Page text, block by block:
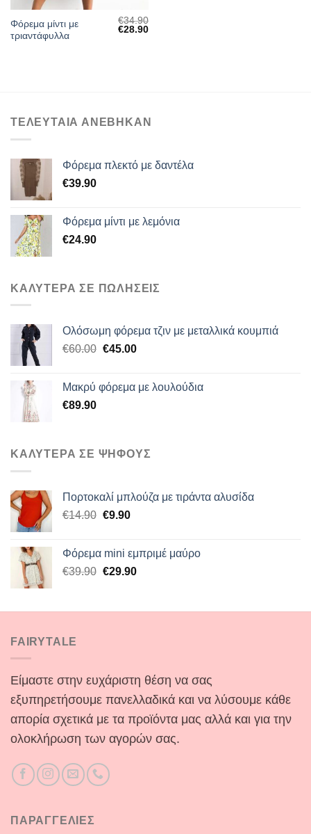
Φόρεμα μίντι με
τριαντάφυλλα
€34.90
Original
€28.90Η
ΤΕΛΕΥΤΑΙΑ ΑΝΕΒΗΚΑΝ
Φόρεμα πλεκτό με δαντέλα
€39.90
Φόρεμα μίντι με λεμόνια
€24.90
ΚΑΛΥΤΕΡΑ ΣΕ ΠΩΛΗΣΕΙΣ
Ολόσωμη φόρεμα τζιν με μεταλλικά κουμπιά
€60.00 Original
€60.00.
€45.00Η
είναι:
Μακρύ φόρεμα με λουλούδια
€89.90
ΚΑΛΥΤΕΡΑ ΣΕ ΨΗΦΟΥΣ
Πορτοκαλί μπλούζα με τιράντα αλυσίδα
€14.90 Original
€14.90.
€9.90Η
είναι:
€9.90.
Φόρεμα mini εμπριμέ μαύρο
€39.90 Original
€39.90.
€29.90Η
είναι:
FAIRYTALE
Είμαστε στην ευχάριστη θέση να σας
εξυπηρετήσουμε πανελλαδικά και να λύσουμε κάθε
απορία σχετικά με τα προϊόντα μας αλλά και για την
ολοκλήρωση των αγορών σας.
ΠΑΡΑΓΓΕΛΙΕΣ